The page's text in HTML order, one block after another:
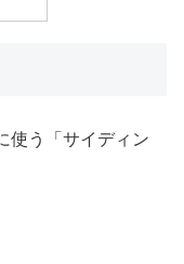
使う「サイディン